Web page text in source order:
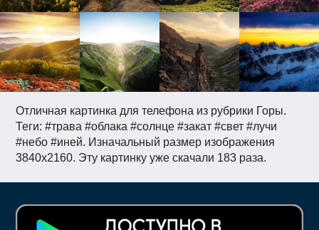
Отличная картинка для телефона из рубрики Горы.
Теги: #трава #облака #солнце #закат #свет #лучи
#небо #иней. Изначальный размер изображения
3840x2160. Эту картинку уже скачали 183 раза.